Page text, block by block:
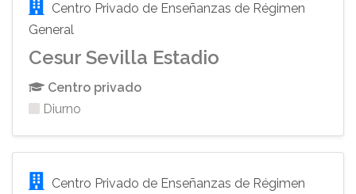
Centro Privado de Enseñanzas de Régimen
General
Cesur Sevilla Estadio
Centro privado
Diurno
Centro Privado de Enseñanzas de Régimen